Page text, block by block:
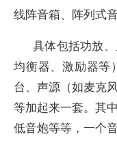
线阵音箱、阵列式
具体包括功放
均衡器、激励器等
台、声源（如麦克
等加起来一套。其
低音炮等等，一个